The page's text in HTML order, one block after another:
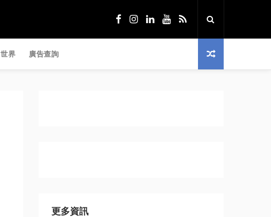
世界 廣告查詢
更多資訊